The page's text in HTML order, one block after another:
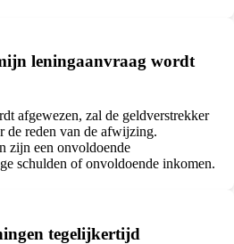
leningaanvraag wordt
afgewezen, zal de geldverstrekker
de reden van de afwijzing.
zijn een onvoldoende
schulden of onvoldoende inkomen.
tegelijkertijd